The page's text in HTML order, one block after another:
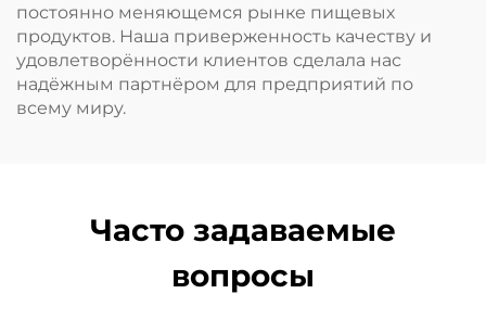
постоянно меняющемся рынке пищевых
продуктов. Наша приверженность качеству и
удовлетворённости клиентов сделала нас
надёжным партнёром для предприятий по
всему миру.
Часто задаваемые
вопросы